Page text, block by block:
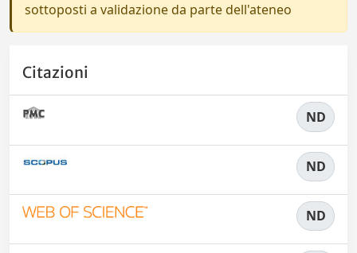
sottoposti a validazione da parte dell'ateneo
Citazioni
ND
ND
ND